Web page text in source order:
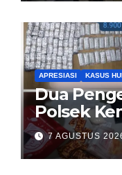
APRESIASI KASUS
Dua
Polsek
Obat
Puluhan
7 AGUSTUS